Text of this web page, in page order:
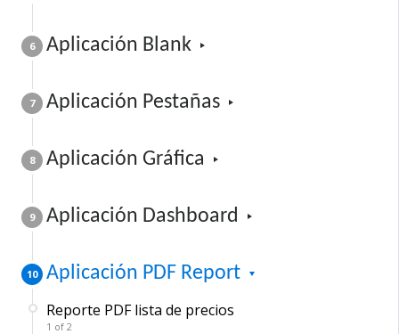
6 Aplicación Blank
7 Aplicación Pestañas
8 Aplicación Gráfica
9 Aplicación Dashboard
10 Aplicación PDF Report
Reporte PDF lista de precios
1 of 2